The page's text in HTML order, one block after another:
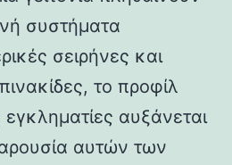
συστήματα
σειρήνες και
το προφίλ
αυξάνεται
αυτών των